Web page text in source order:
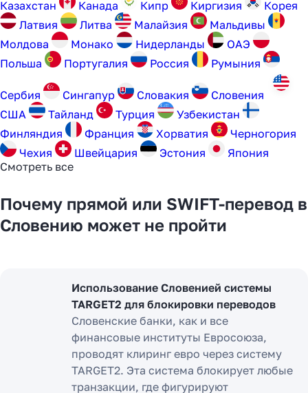
Казахстан
Канада Кипр Киргизия
Корея
Латвия
Литва Малайзия
Мальдивы
Молдова
Монако Нидерланды
ОАЭ
Польша
Португалия Россия Румыния
Сербия Сингапур Словакия
Словения
США
Тайланд Турция
Узбекистан
Финляндия
Франция Хорватия
Черногория
Чехия
Швейцария Эстония
Япония
Смотреть все
Почему прямой или SWIFT-перевод в
Словению может не пройти
Использование Словенией системы
TARGET2 для блокировки переводов
Словенские банки, как и все
финансовые институты Евросоюза,
проводят клиринг евро через систему
TARGET2. Эта система блокирует любые
транзакции, где фигурируют